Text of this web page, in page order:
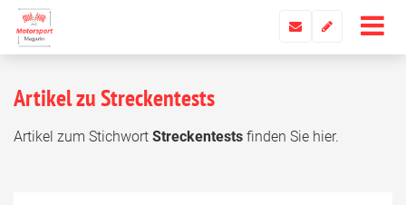
Artikel zu Streckentests
Artikel zum Stichwort Streckentests finden Sie hier.